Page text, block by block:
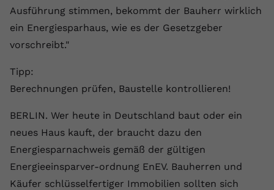
Ausführung stimmen, bekommt der Bauherr wirklich
ein Energiesparhaus, wie es der Gesetzgeber
vorschreibt."
Tipp:
Berechnungen prüfen, Baustelle kontrollieren!
BERLIN. Wer heute in Deutschland baut oder ein
neues Haus kauft, der braucht dazu den
Energiesparnachweis gemäß der gültigen
Energieeinsparver-ordnung EnEV. Bauherren und
Käufer schlüsselfertiger Immobilien sollten sich
Zweck
YouTube setzt diesen Cookie, um die
Videopräferenzen des Nutzers zu